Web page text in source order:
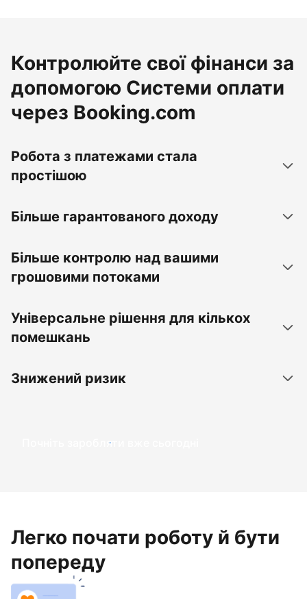
Контролюйте свої фінанси за
допомогою Системи оплати
через Booking.com
Робота з платежами стала
простішою
Більше гарантованого доходу
Більше контролю над вашими
грошовими потоками
Універсальне рішення для кількох
помешкань
Знижений ризик
Почніть заробляти вже сьогодні
Легко почати роботу й бути
попереду